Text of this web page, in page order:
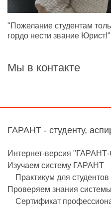
"Пожелание студентам
гордо нести звание Юрист!"
Мы в контакте
ГАРАНТ - студенту,
Интернет-версия
Изучаем систему ГАРАНТ
Практикум для студентов
Проверяем знания
Сертификат